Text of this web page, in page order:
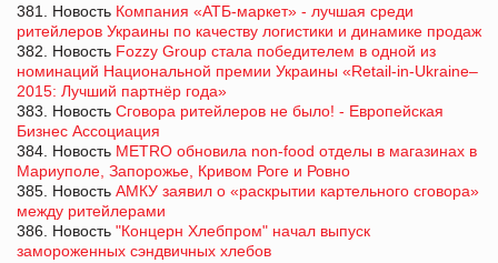
381. Новость Компания «АТБ-маркет» - лучшая среди
ритейлеров Украины по качеству логистики и динамике продаж
382. Новость Fozzy Group стала победителем в одной из
номинаций Национальной премии Украины «Retail-in-Ukraine–
2015: Лучший партнёр года»
383. Новость Сговора ритейлеров не было! - Европейская
Бизнес Ассоциация
384. Новость METRO обновила non-food отделы в магазинах в
Мариуполе, Запорожье, Кривом Роге и Ровно
385. Новость АМКУ заявил о «раскрытии картельного сговора»
между ритейлерами
386. Новость "Концерн Хлебпром" начал выпуск
замороженных сэндвичных хлебов